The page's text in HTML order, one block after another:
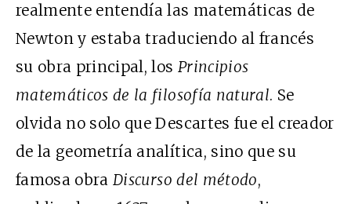
realmente entendía las matemáticas de
Newton y estaba traduciendo al francés
su obra principal, los Principios
matemáticos de la filosofía natural. Se
olvida no solo que Descartes fue el creador
de la geometría analítica, sino que su
famosa obraDiscurso del método,